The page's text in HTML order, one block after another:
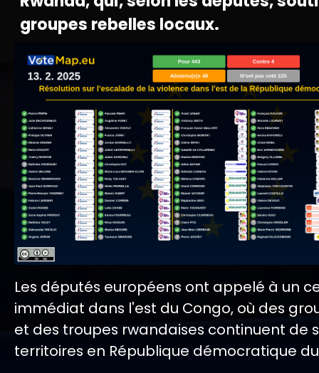
groupes rebelles locaux.
Les députés européens ont appelé à un
immédiat dans l'est du Congo, où des
et des troupes rwandaises continuent de
territoires en République démocratique